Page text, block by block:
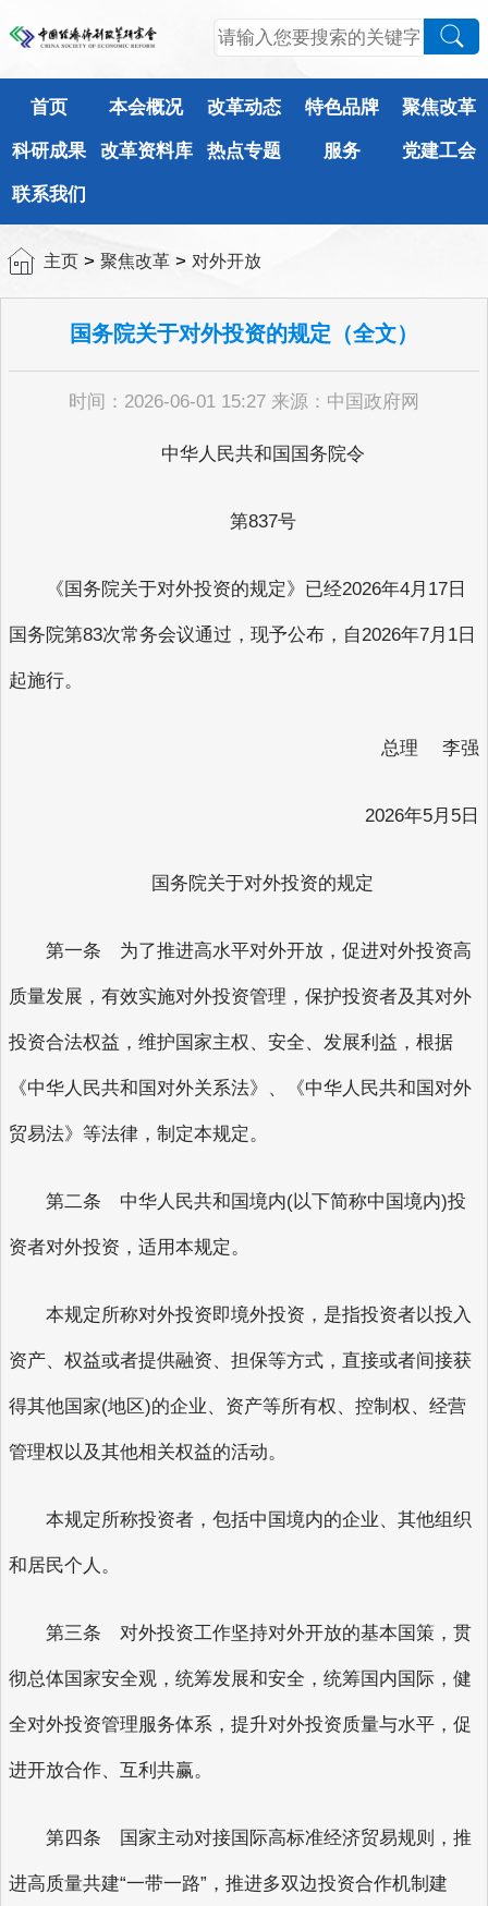
首页 本会概况 改革动态 特色品牌 聚焦改革
科研成果 改革资料库 热点专题 服务 党建工会
联系我们
主页 >聚焦改革 > 对外开放
国务院关于对外投资的规定（全文）
时间：2026-06-01 15:27 来源：中国政府网
中华人民共和国国务院令
第837号
《国务院关于对外投资的规定》已经2026年4月17日
国务院第83次常务会议通过，现予公布，自2026年7月1日
起施行。
总理 李强
2026年5月5日
国务院关于对外投资的规定
第一条 为了推进高水平对外开放，促进对外投资高
质量发展，有效实施对外投资管理，保护投资者及其对外
投资合法权益，维护国家主权、安全、发展利益，根据
《中华人民共和国对外关系法》、《中华人民共和国对外
贸易法》等法律，制定本规定。
第二条 中华人民共和国境内(以下简称中国境内)投
资者对外投资，适用本规定。
本规定所称对外投资即境外投资，是指投资者以投入
资产、权益或者提供融资、担保等方式，直接或者间接获
得其他国家(地区)的企业、资产等所有权、控制权、经营
管理权以及其他相关权益的活动。
本规定所称投资者，包括中国境内的企业、其他组织
和居民个人。
第三条 对外投资工作坚持对外开放的基本国策，贯
彻总体国家安全观，统筹发展和安全，统筹国内国际，健
全对外投资管理服务体系，提升对外投资质量与水平，促
进开放合作、互利共赢。
第四条 国家主动对接国际高标准经济贸易规则，推
进高质量共建“一带一路”，推进多双边投资合作机制建